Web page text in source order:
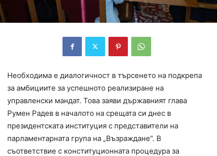
Необходима е диалогичност в търсенето на подкрепа
за амбициите за успешното реализиране на
управленски мандат. Това заяви държавният глава
Румен Радев в началото на срещата си днес в
президентската институция с представители на
парламентарната група на „Възраждане“. В
съответствие с конституционната процедура за